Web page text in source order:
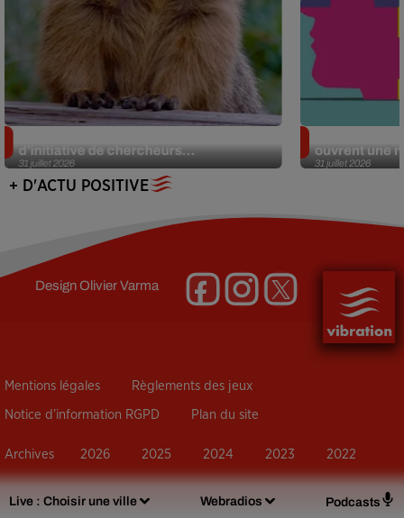
Live : Choisir une ville Webradios Podcasts
31 juillet 2026
d’initiative de chercheurs...
31 juillet 2026
ouvrent une
+ D'ACTU POSITIVE
DesignOlivier Varma
Mentions légales Règlements des jeux
Notice d’information RGPD Plan du site
Archives 2026 2025 2024 2023 2022